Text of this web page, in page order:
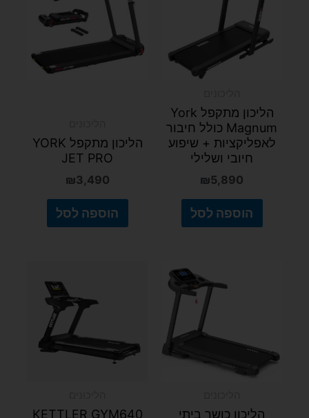
הליכון מתקפל York
Magnum כולל חיבור
לאפליקציות + שיפוע
חיובי ושלילי
₪5,890
הוספה לסל
הליכון מתקפל YORK
JET PRO
₪3,490
הוספה לסל
הליכון כושר ביתי KETTLER GYM640